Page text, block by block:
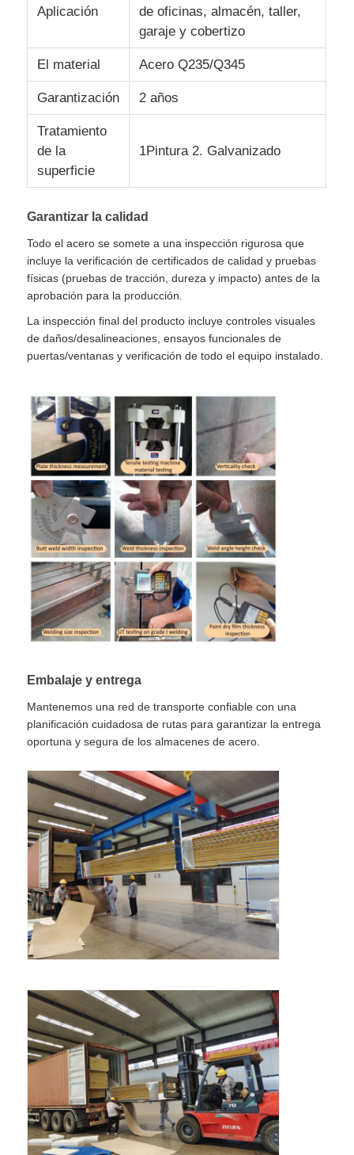
Aplicación
de oficinas, almacén, taller,
garaje y cobertizo
El material Acero Q235/Q345
Garantización 2 años
Tratamiento
de la
superficie
1Pintura 2. Galvanizado
Garantizar la calidad
Todo el acero se somete a una inspección rigurosa que
incluye la verificación de certificados de calidad y pruebas
físicas (pruebas de tracción, dureza y impacto) antes de la
aprobación para la producción.
La inspección final del producto incluye controles visuales
de daños/desalineaciones, ensayos funcionales de
puertas/ventanas y verificación de todo el equipo instalado.
Embalaje y entrega
Mantenemos una red de transporte confiable con una
planificación cuidadosa de rutas para garantizar la entrega
oportuna y segura de los almacenes de acero.